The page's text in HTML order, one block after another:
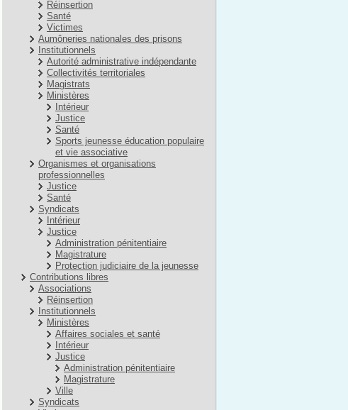
Réinsertion
Santé
Victimes
Aumôneries nationales des prisons
Institutionnels
Autorité administrative indépendante
Collectivités territoriales
Magistrats
Ministères
Intérieur
Justice
Santé
Sports jeunesse éducation populaire
et vie associative
Organismes et organisations
professionnelles
Justice
Santé
Syndicats
Intérieur
Justice
Administration pénitentiaire
Magistrature
Protection judiciaire de la jeunesse
Contributions libres
Associations
Réinsertion
Institutionnels
Ministères
Affaires sociales et santé
Intérieur
Justice
Administration pénitentiaire
Magistrature
Ville
Syndicats